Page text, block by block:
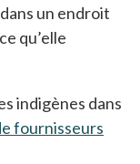
un endroit
qu’elle
indigènes dans
fournisseurs